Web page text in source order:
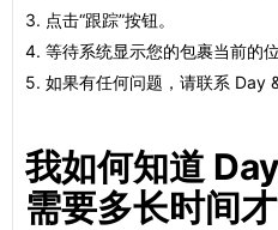
3. 点击“跟踪”按钮。
4. 等待系统显示您的包裹当前的位
5. 如果有任何问题，请联系 Day
我如何知道
需要多长时间